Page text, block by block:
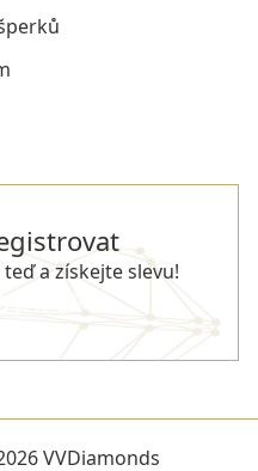
a získejte slevu!
SE
VVDiamonds